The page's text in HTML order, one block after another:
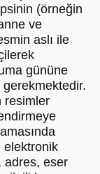
(örneğin
ve
aslı ile
gününe
resimler
elektronik
adres, eser